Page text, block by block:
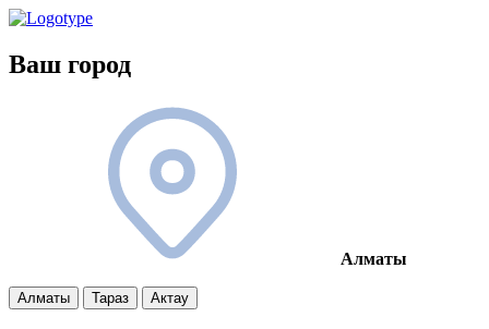
Ваш город
Алматы
Алматы Тараз Актау